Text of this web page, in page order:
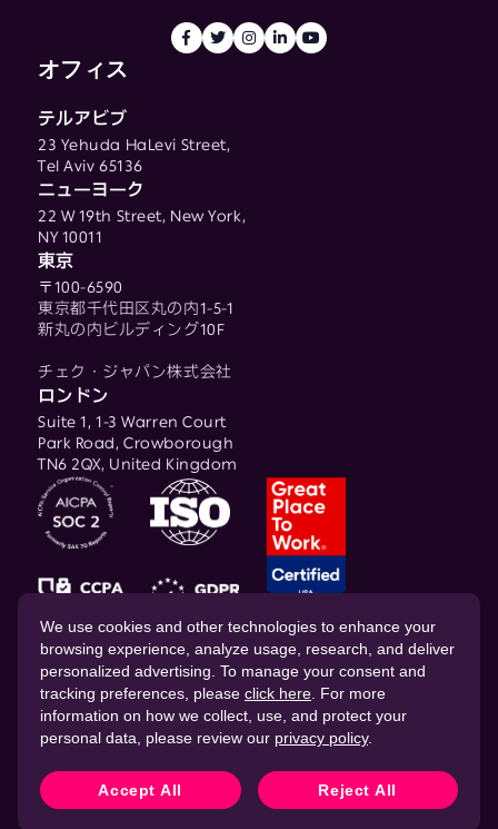
オフィス
テルアビブ
23 Yehuda HaLevi Street,
Tel Aviv 65136
ニューヨーク
22 W 19th Street, New York,
NY 10011
東京
〒100-6590
東京都千代田区丸の内1-5-1
新丸の内ビルディング10F
チェク・ジャパン株式会社
ロンドン
Suite 1, 1-3 Warren Court
Park Road, Crowborough
TN6 2QX, United Kingdom
© 2026 CHEQ AI Technologies Ltd.
ウェブサイトの プライバシーポリシー
データ処理契約（DPA）ウェブサイトのクッキーポリシー
ウェブサイトの利用規約（ToS）
We use cookies and other technologies to enhance your
browsing experience, analyze usage, research, and deliver
personalized advertising. To manage your consent and
tracking preferences, please click here . For more
information on how we collect, use, and protect your
personal data, please review our privacy policy.
Accept All Reject All